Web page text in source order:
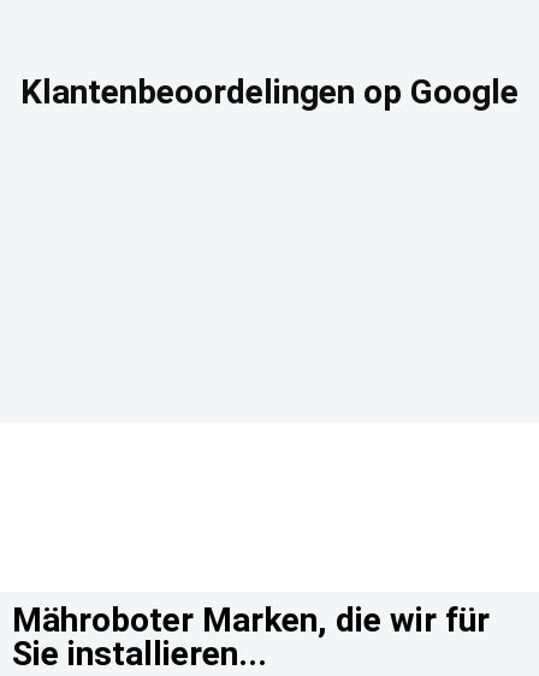
Klantenbeoordelingen op Google
Mähroboter Marken, die wir für
Sie installieren...